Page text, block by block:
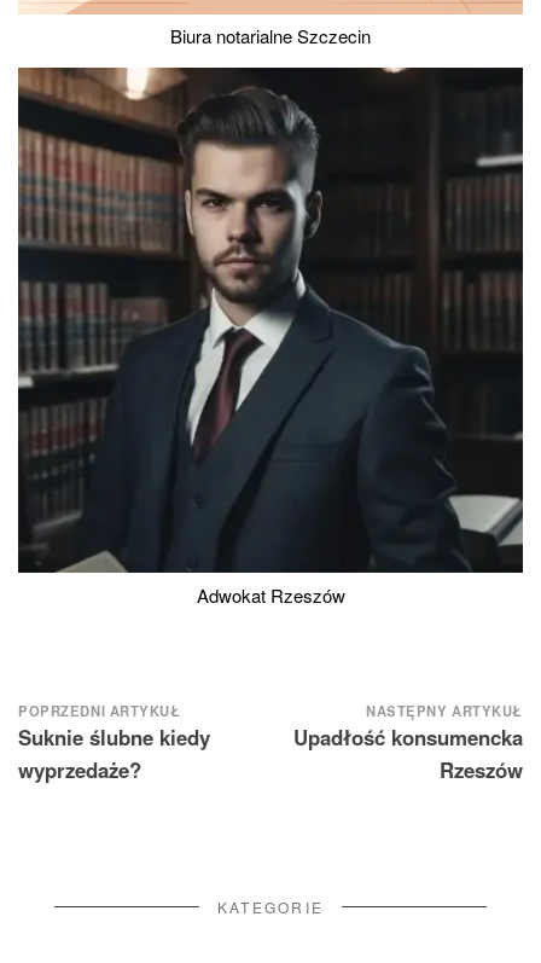
Biura notarialne Szczecin
Adwokat Rzeszów
Nawigacja
wpisu
POPRZEDNI ARTYKUŁ
Suknie ślubne kiedy
wyprzedaże?
NASTĘPNY ARTYKUŁ
Upadłość konsumencka
Rzeszów
KATEGORIE